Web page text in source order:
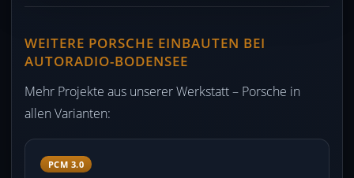
WEITERE PORSCHE EINBAUTEN BEI
AUTORADIO-BODENSEE
Mehr Projekte aus unserer Werkstatt – Porsche in
allen Varianten:
PCM 3.0